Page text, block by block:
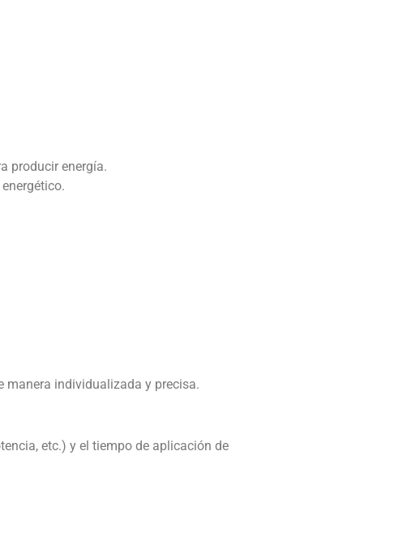
producir energía.
manera individualizada y precisa.
etc.) y el tiempo de aplicación de